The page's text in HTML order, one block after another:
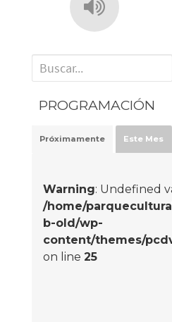
' . __('Search for:') . '
PROGRAMACIÓN
Próximamente Este Mes
Warning: Undefined
/home/
b-old/wp-
content/themes/
on line 25